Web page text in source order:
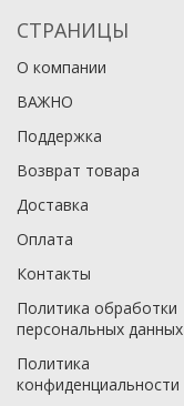
СТРАНИЦЫ
О компании
ВАЖНО
Поддержка
Возврат товара
Доставка
Оплата
Контакты
Политика обработки
персональных данных
Политика
конфиденциальности